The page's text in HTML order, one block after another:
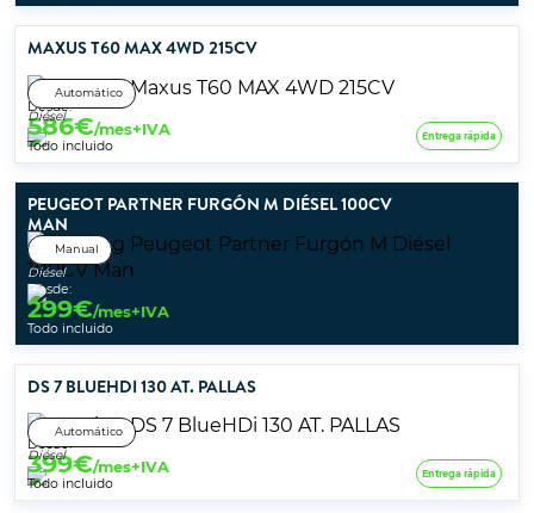
MAXUS T60 MAX 4WD 215CV
Automático
Diésel
Desde:
586€/mes+IVA
Todo incluido
Entrega rápida
PEUGEOT PARTNER FURGÓN M DIÉSEL 100CV
MAN
Manual
Diésel
Desde:
299€/mes+IVA
Todo incluido
DS 7 BLUEHDI 130 AT. PALLAS
Automático
Diésel
Desde:
399€/mes+IVA
Todo incluido
Entrega rápida